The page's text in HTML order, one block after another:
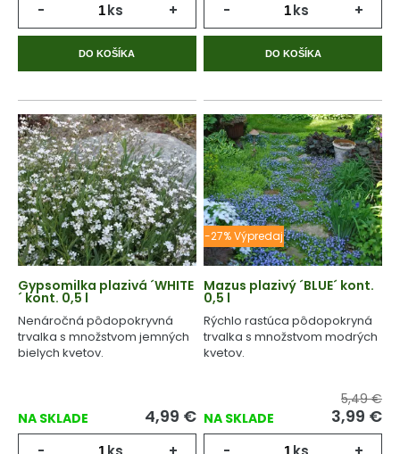
- ks +
DO KOŠÍKA
- ks +
DO KOŠÍKA
Gypsomilka plazivá ´WHITE
´ kont. 0,5 l
Nenáročná pôdopokryvná
trvalka s množstvom jemných
bielych kvetov.
NA SKLADE 4,99 €
-27% Výpredaj
Mazus plazivý ´BLUE´ kont.
0,5 l
Rýchlo rastúca pôdopokryná
trvalka s množstvom modrých
kvetov.
NA SKLADE
5,49 €
3,99 €